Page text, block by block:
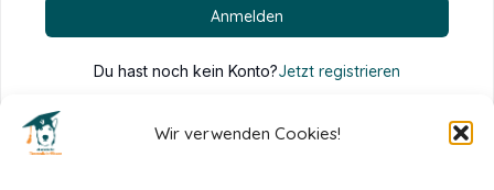
Wir verwenden Cookies!
Anmelden
Du hast noch kein Konto?Jetzt registrieren